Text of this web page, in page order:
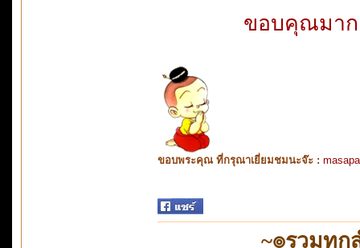
ขอบคุณมาก
ขอบพระคุณ ที่กรุณาเยี่ยมชมนะจ๊ะ :
~๏รวมทุ